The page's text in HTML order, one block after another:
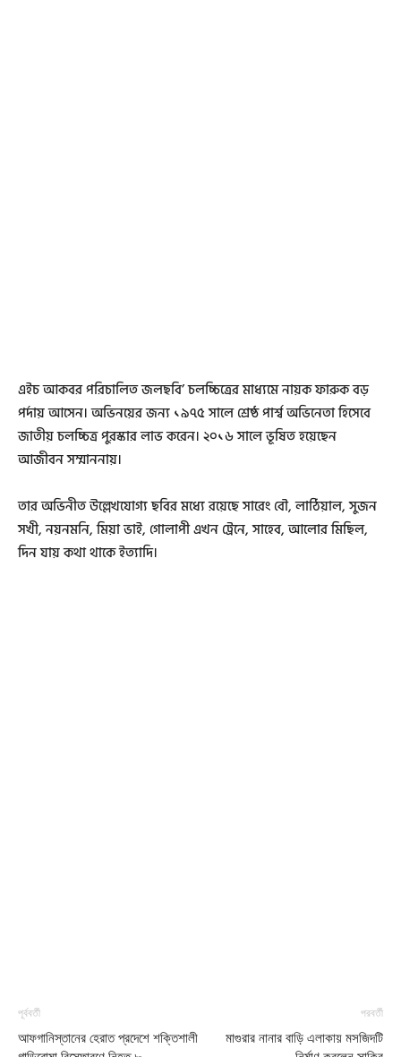
এইচ আকবর পরিচালিত জলছবি’ চলচ্চিত্রের মাধ্যমে নায়ক ফারুক বড়
পর্দায় আসেন। অভিনয়ের জন্য ১৯৭৫ সালে শ্রেষ্ঠ পার্শ্ব অভিনেতা হিসেবে
জাতীয় চলচ্চিত্র পুরস্কার লাভ করেন। ২০১৬ সালে ভূষিত হয়েছেন
আজীবন সম্মাননায়।
তার অভিনীত উল্লেখযোগ্য ছবির মধ্যে রয়েছে সারেং বৌ, লাঠিয়াল, সুজন
সখী, নয়নমনি, মিয়া ভাই, গোলাপী এখন ট্রেনে, সাহেব, আলোর মিছিল,
দিন যায় কথা থাকে ইত্যাদি।
পূর্ববর্তী
আফগানিস্তানের হেরাত প্রদেশে শক্তিশালী
পরবর্তী
মাগুরার নানার বাড়ি এলাকায় মসজিদটি